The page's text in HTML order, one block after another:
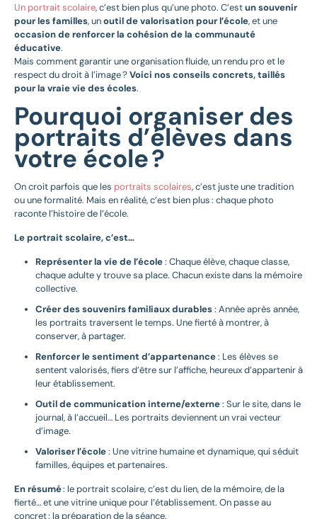
Un portrait scolaire, c’est bien plus qu’une photo. C’estun souvenir
pour les familles, unoutil de valorisation pour l’école, et une
occasion de renforcer la cohésion de la communauté
éducative.
Mais comment garantir une organisation fluide, un rendu pro et le
respect du droit à l’image ?Voici nos conseils concrets, taillés
pour la vraie vie des écoles.
Pourquoi organiser des
portraits d’élèves dans
votre école ?
On croit parfois que les portraits scolaires, c’est juste une tradition
ou une formalité. Mais en réalité, c’est bien plus : chaque photo
raconte l’histoire de l’école.
Le portrait scolaire, c’est…
Représenter la vie de l’école: Chaque élève, chaque classe,
chaque adulte y trouve sa place. Chacun existe dans la mémoire
collective.
Créer des souvenirs familiaux durables: Année après année,
les portraits traversent le temps. Une fierté à montrer, à
conserver, à partager.
Renforcer le sentiment d’appartenance: Les élèves se
sentent valorisés, fiers d’être sur l’affiche, heureux d’appartenir à
leur établissement.
Outil de communication interne/externe: Sur le site, dans le
journal, à l’accueil… Les portraits deviennent un vrai vecteur
d’image.
Valoriser l’école: Une vitrine humaine et dynamique, qui séduit
familles, équipes et partenaires.
En résumé: le portrait scolaire, c’est du lien, de la mémoire, de la
fierté… et une vitrine unique pour l’établissement. On passe au
concret : la préparation de la séance.